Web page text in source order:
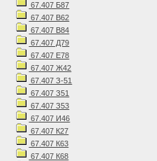
67.407 Б87
67.407 В62
67.407 В84
67.407 Д79
67.407 Е78
67.407 Ж42
67.407 З-51
67.407 З51
67.407 З53
67.407 И46
67.407 К27
67.407 К63
67.407 К68